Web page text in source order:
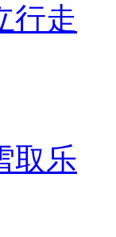
行走
取乐